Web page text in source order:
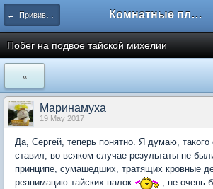
← Прививка комнатных растений Комнатные плодовые экзоты
Побег на подвое тайской михелии
«
Маринамуха
19 May 2017
Да, Сергей, теперь понятно. Я думаю, такого
ставил, во всяком случае результаты не
принципе, сумашедших, тратящих кровные
реанимацию тайских палок
, не очень